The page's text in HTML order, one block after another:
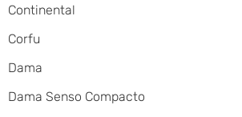
Continental
Corfu
Dama
Dama Senso Compacto